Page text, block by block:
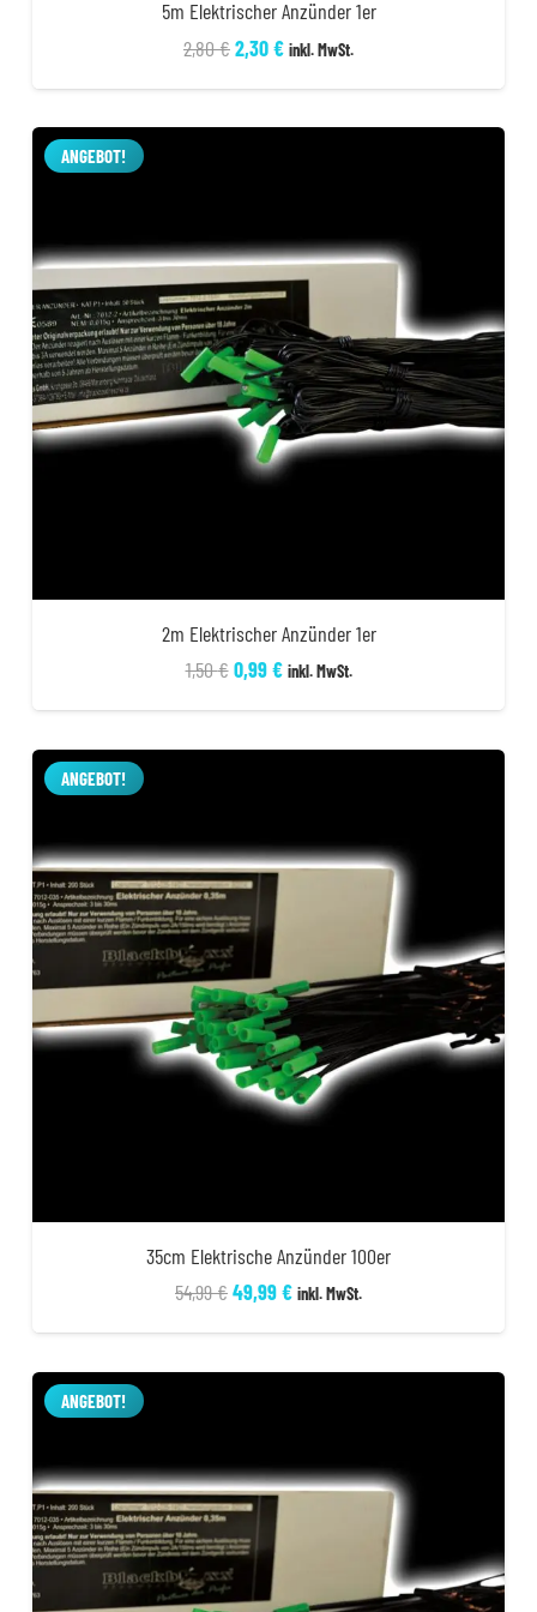
5m Elektrischer Anzünder 1er
2,80€Ursprünglicher
2,30€Aktueller
inkl. MwSt.
ANGEBOT!
2m Elektrischer Anzünder 1er
1,50€ Ursprünglicher
0,99€Aktueller
inkl. MwSt.
ANGEBOT!
35cm Elektrische Anzünder 100er
54,99€Ursprünglicher
49,99€Aktueller
inkl. MwSt.
ANGEBOT!